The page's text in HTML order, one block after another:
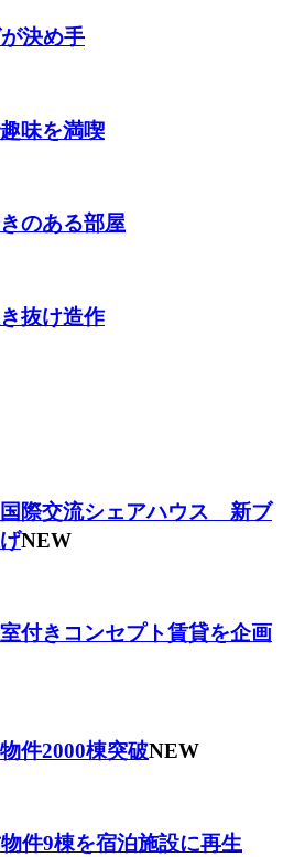
決め手
味を満喫
のある部屋
抜け造作
際交流シェアハウス 新ブ
NEW
付きコンセプト賃貸を企画
件2000棟突破NEW
件9棟を宿泊施設に再生